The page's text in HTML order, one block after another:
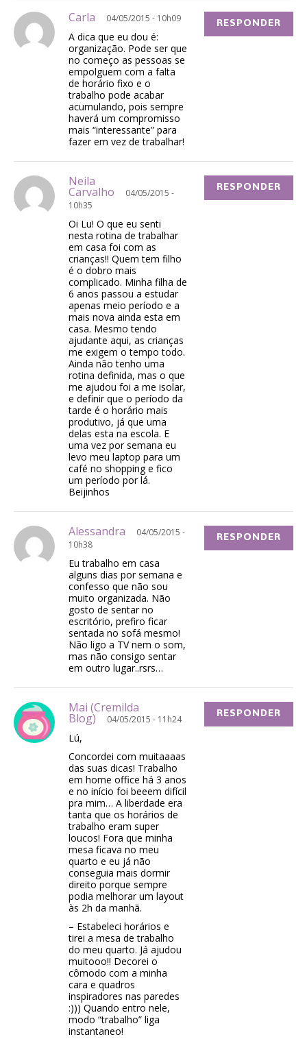
Carla 04/05/2015 - 10h09
A dica que eu dou é:
organização. Pode ser que
no começo as pessoas se
empolguem com a falta
de horário fixo e o
trabalho pode acabar
acumulando, pois sempre
haverá um compromisso
mais “interessante” para
fazer em vez de trabalhar!
RESPONDER
Neila
Carvalho
04/05/2015 -
10h35
Oi Lu! O que eu senti
nesta rotina de trabalhar
em casa foi com as
crianças!! Quem tem filho
é o dobro mais
complicado. Minha filha de
6 anos passou a estudar
apenas meio período e a
mais nova ainda esta em
casa. Mesmo tendo
ajudante aqui, as crianças
me exigem o tempo todo.
Ainda não tenho uma
rotina definida, mas o que
me ajudou foi a me isolar,
e definir que o período da
tarde é o horário mais
produtivo, já que uma
delas esta na escola. E
uma vez por semana eu
levo meu laptop para um
café no shopping e fico
um período por lá.
Beijinhos
RESPONDER
Alessandra
04/05/2015 -
10h38
Eu trabalho em casa
alguns dias por semana e
confesso que não sou
muito organizada. Não
gosto de sentar no
escritório, prefiro ficar
sentada no sofá mesmo!
Não ligo a TV nem o som,
mas não consigo sentar
em outro lugar..rsrs…
RESPONDER
Mai (Cremilda
Blog) 04/05/2015 - 11h24
Lú,
Concordei com muitaaaas
das suas dicas! Trabalho
em home office há 3 anos
e no início foi beeem difícil
pra mim… A liberdade era
tanta que os horários de
trabalho eram super
loucos! Fora que minha
mesa ficava no meu
quarto e eu já não
conseguia mais dormir
direito porque sempre
podia melhorar um layout
às 2h da manhã.
– Estabeleci horários e
tirei a mesa de trabalho
do meu quarto. Já ajudou
muitooo!! Decorei o
cômodo com a minha
cara e quadros
inspiradores nas paredes
:))) Quando entro nele,
modo “trabalho” liga
instantaneo!
RESPONDER